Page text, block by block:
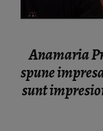
Anamaria
spune
sunt